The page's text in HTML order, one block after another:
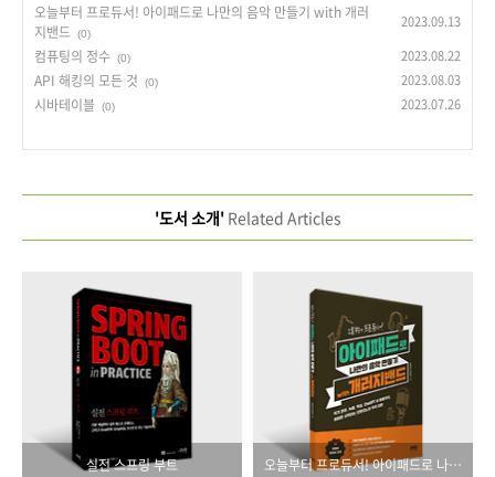
오늘부터 프로듀서! 아이패드로 나만의 음악 만들기 with 개러
지밴드
(0)
2023.09.13
컴퓨팅의 정수 (0) 2023.08.22
API 해킹의 모든 것 (0) 2023.08.03
시바테이블 (0) 2023.07.26
'도서 소개'Related Articles
실전 스프링 부트 오늘부터 프로듀서! 아이패드로 나만의 음악 만들기 with 개러지밴드